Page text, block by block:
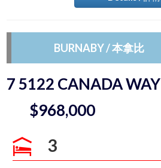
BURNABY / 本拿比
7 5122 CANADA WAY
$968,000
3